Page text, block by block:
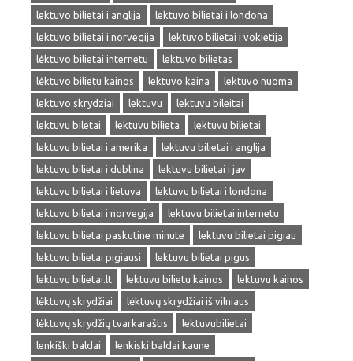
lektuvo bilietai i anglija
lektuvo bilietai i londona
lektuvo bilietai i norvegija
lektuvo bilietai i vokietija
lėktuvo bilietai internetu
lektuvo bilietas
lėktuvo bilietu kainos
lektuvo kaina
lektuvo nuoma
lektuvo skrydziai
lektuvu
lektuvu bileitai
lektuvu biletai
lektuvu bilieta
lektuvu bilietai
lektuvu bilietai i amerika
lektuvu bilietai i anglija
lektuvu bilietai i dublina
lektuvu bilietai i jav
lektuvu bilietai i lietuva
lektuvu bilietai i londona
lektuvu bilietai i norvegija
lektuvu bilietai internetu
lektuvu bilietai paskutine minute
lektuvu bilietai pigiau
lektuvu bilietai pigiausi
lektuvu bilietai pigus
lektuvu bilietai.lt
lektuvu bilietu kainos
lektuvu kainos
lėktuvų skrydžiai
lėktuvų skrydžiai iš vilniaus
lėktuvų skrydžių tvarkaraštis
lektuvubilietai
lenkiški baldai
lenkiski baldai kaune